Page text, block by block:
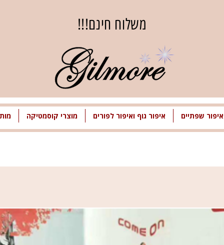
משלוח חינם!!!
איפור שפתיים איפור גוף ואיפור לפורים מוצרי קוסמטיקה